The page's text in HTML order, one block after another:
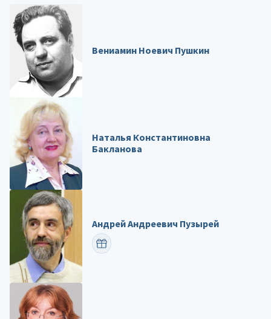
Вениамин Ноевич Пушкин
Наталья Константиновна
Бакланова
Андрей Андреевич Пузырей
ПОЗДРАВИТЬ